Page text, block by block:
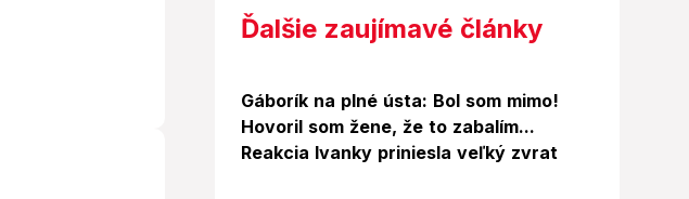
Ďalšie zaujímavé články
Gáborík na plné ústa: Bol som mimo!
Hovoril som žene, že to zabalím...
Reakcia Ivanky priniesla veľký zvrat
Video